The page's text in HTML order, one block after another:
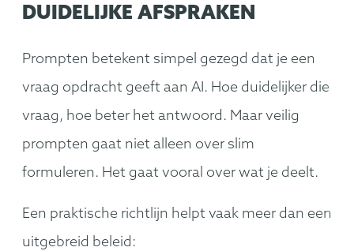
DUIDELIJKE AFSPRAKEN
Prompten betekent simpel gezegd dat je een
vraag opdracht geeft aan AI. Hoe duidelijker die
vraag, hoe beter het antwoord. Maar veilig
prompten gaat niet alleen over slim
formuleren. Het gaat vooral over wat je deelt.
Een praktische richtlijn helpt vaak meer dan een
uitgebreid beleid: